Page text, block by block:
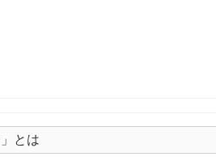
とは